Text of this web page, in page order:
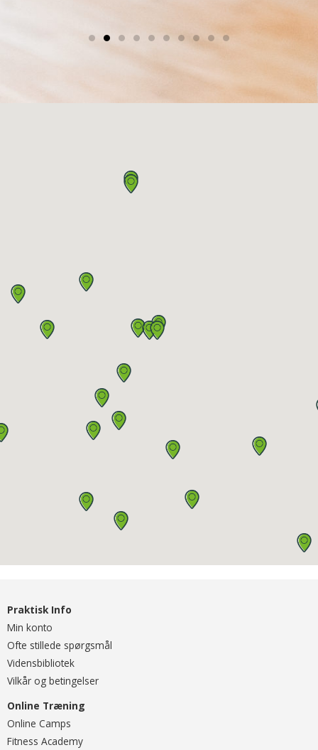
Praktisk Info
Min konto
Ofte stillede spørgsmål
Vidensbibliotek
Vilkår og betingelser
Online Træning
Online Camps
Fitness Academy